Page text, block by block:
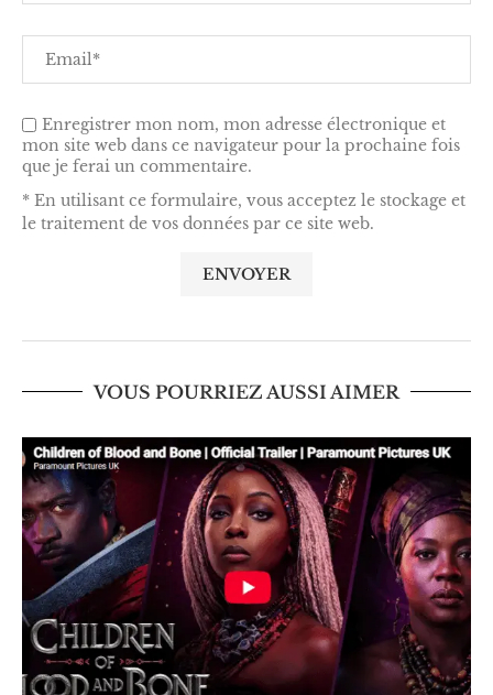
Enregistrer mon nom, mon adresse électronique et
mon site web dans ce navigateur pour la prochaine fois
que je ferai un commentaire.
* En utilisant ce formulaire, vous acceptez le stockage et
le traitement de vos données par ce site web.
VOUS POURRIEZ AUSSI AIMER